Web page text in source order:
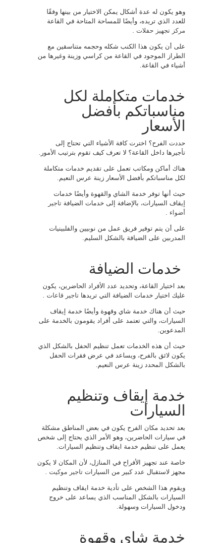
وهو يكون له عدة أشكال يمكن الاختيار من بينها وفقًا
للعدد الذي تريده، وأيضًا للمساحة المتاحة في القاعة
مركز تجهيز حفلات
على أن يكون هذا الكنب شكله وحجمه متناسقين مع
الطراز الموجود في القاعة من كراسي وزينة وغيرها من
أشياء في القاعة.
خدمات متكاملة لكل
مناسباتكم بأفضل
الأسعار
حددت الفرح؟ اخترت كافة الأشياء التي تحتاج إلى
تأجيرها داخل القاعة؟ لا تعرف كيف تقوم بترتيب الأمور.
هناك أماكن ومكاتب تعمل على تقديم خدمات متكاملة
لكل مناسباتكم بأفضل الأسعار زينة عرس النعيم.
حيث أنها توفر خدمة الشاي والقهوة وأيضًا خدمات
إيقاف السيارات، بالإضافة إلى خدمات الضيافة تاجير
أضواء
على أن يتم توفير فريق عمل من نوبيين والفلبينيات
المدربين على الضيافة بالشكل السليم.
خدمات الضيافة
بعد اختيار القاعة، وتحديد عدد الأفراد الحاضرين، يكون
عليك اختيار خدمات الضيافة التي تريدها تاجير قاعات
حيث أن هناك خدمة شاي وقهوة وأيضًا خدمة إيقاف
السيارات، والتي تعتمد على أفراد يقومون بالخدمة على
المدعوين.
حيث أن هذه الخدمات تعمل تنظيم الحفل بالشكل الذي
يكون لائق بالفرح، ويساعد في عرض فقرات الحفل
بالشكل المحدد زينة عرس النعيم.
خدمة إيقاف وتنظيم
السيارات
بعد تحديد مكان الفرح يكون في بعض المناطق مشكلة
في سيارات الحاضرين، وهو الأمر الذي يحتاج إلى شخص
يعمل على تنظيم خدمة ايقاف وتنظيم السيارات.
خاصة عند تجهيز الأفراح في المنازل، لأن المكان لا يكون
مجهز لاستقبال عدد كبير من السيارات تاجير موكيت
ويقوم هذا الشخص على تأدية خدمة ايقاف وتنظيم
السيارات بالشكل المناسب الذي يساعد على خروج
ودخول السيارات وسهولة.
خدمة شاي وقهوة